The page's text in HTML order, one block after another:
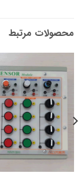
محصولات مرتبط